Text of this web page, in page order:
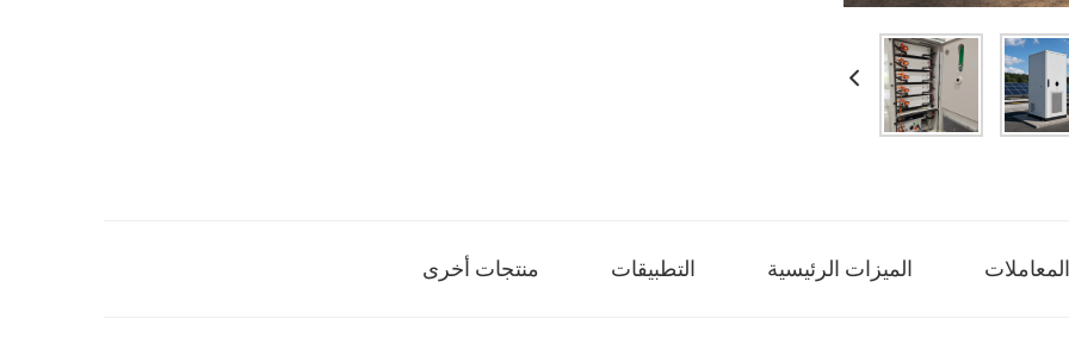
الميزات الرئيسية التطبيقات منتجات أخرى